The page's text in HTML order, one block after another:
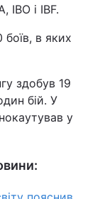
IBO і IBF.
в яких
здобув 19
бій. У
у